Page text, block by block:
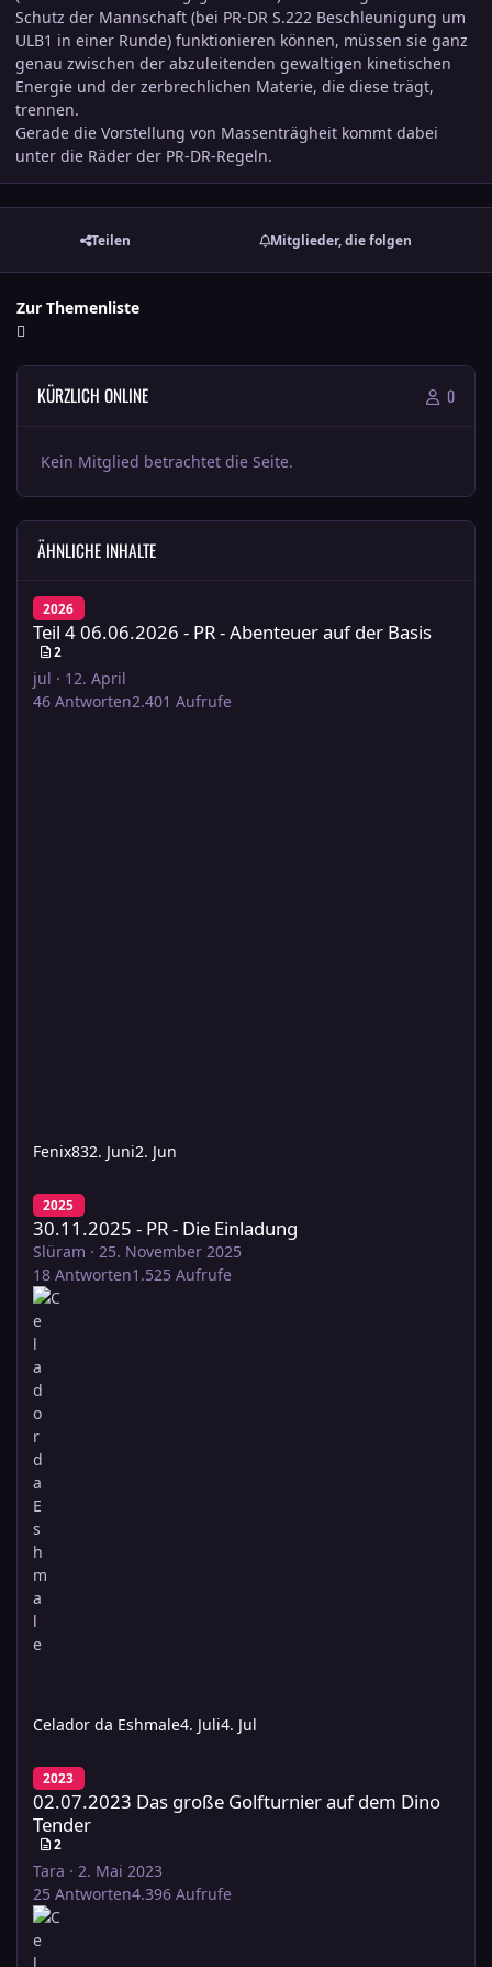
Schutz der Mannschaft (bei PR-DR S.222 Beschleunigung um
ULB1 in einer Runde) funktionieren können, müssen sie ganz
genau zwischen der abzuleitenden gewaltigen kinetischen
Energie und der zerbrechlichen Materie, die diese trägt,
trennen.
Gerade die Vorstellung von Massenträgheit kommt dabei
unter die Räder der PR-DR-Regeln.
Teilen Mitglieder, die folgen
Zur Themenliste
KÜRZLICH ONLINE 0
Kein Mitglied betrachtet die Seite.
ÄHNLICHE INHALTE
Teil 4 06.06.2026 - PR - Abenteuer auf der Basis
2026
Teil 4 06.06.2026 - PR - Abenteuer auf der Basis
2
jul · 12. April
46 Antworten2.401 Aufrufe
Fenix832. Juni2. Jun
2025
30.11.2025 - PR - Die Einladung
Slüram · 25. November 2025
18 Antworten1.525 Aufrufe
Celador da Eshmale4. Juli4. Jul
2023
02.07.2023 Das große Golfturnier auf dem Dino
Tender
2
Tara · 2. Mai 2023
25 Antworten4.396 Aufrufe